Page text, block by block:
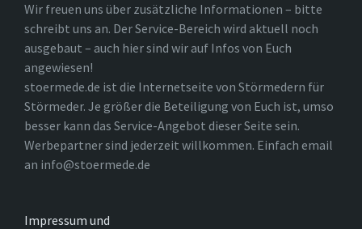
Wir freuen uns über zusätzliche Informationen – bitte
schreibt uns an. Der Service-Bereich wird aktuell noch
ausgebaut – auch hier sind wir auf Infos von Euch
angewiesen!
stoermede.de ist die Internetseite von Störmedern für
Störmeder. Je größer die Beteiligung von Euch ist, umso
besser kann das Service-Angebot dieser Seite sein.
Werbepartner sind jederzeit willkommen. Einfach email
an info@stoermede.de
Impressum und